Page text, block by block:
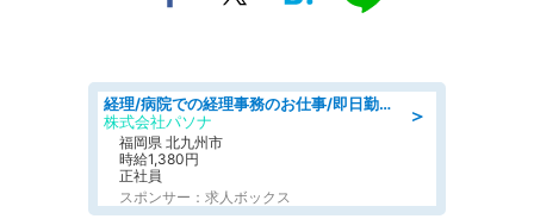
＞
経理/病院での経理事務のお仕事/即日勤務可/車通勤可/経理/一般事務
株式会社パソナ
福岡県 北九州市
時給1,380円
正社員
スポンサー：求人ボックス